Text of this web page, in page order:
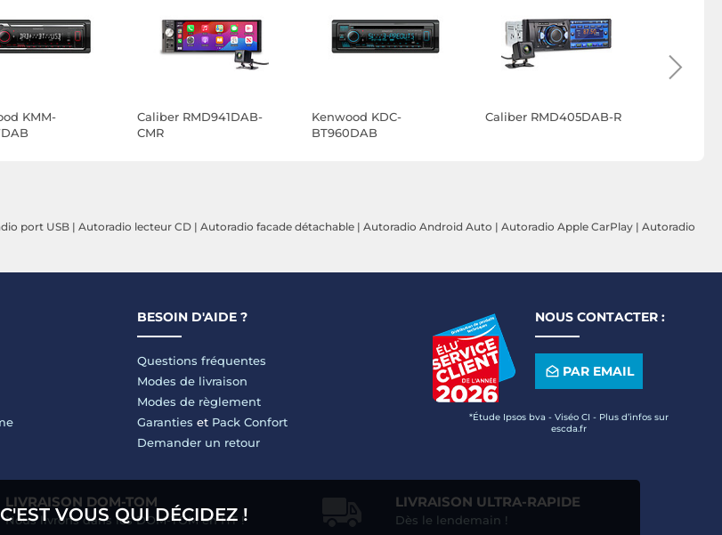
KMM-
Caliber RMD941DAB-
CMR
Kenwood KDC-
BT960DAB
Caliber RMD405DAB-R
port USB | Autoradio lecteur CD | Autoradio facade détachable | Autoradio Android Auto | Autoradio Apple CarPlay | Autoradio
BESOIN D'AIDE ?
Questions fréquentes
Modes de livraison
Modes de règlement
Garanties et Pack Confort
Demander un retour
NOUS CONTACTER :
PAR EMAIL
*Étude Ipsos bva - Viséo CI - Plus d’infos sur
escda.fr
LIVRAISON DOM-TOM
Nous livrons dans les DOM-TOM en HT !
LIVRAISON ULTRA-RAPIDE
Dès le lendemain !
C'EST VOUS QUI DÉCIDEZ !